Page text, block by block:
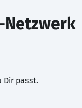
Netzwerk
Dir passt.